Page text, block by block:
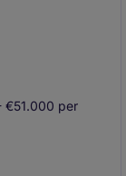
per